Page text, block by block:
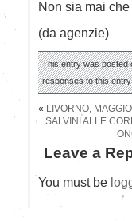
Non sia mai
(da agenzie)
This entry was posted
responses to this
« LIVORNO,
SALVINI ALLE
Leave a
You must be